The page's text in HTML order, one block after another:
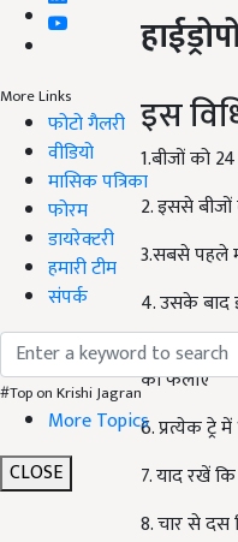
More Links
फोटो गैलरी
वीडियो
मासिक पत्रिका
फोरम
डायरेक्टरी
हमारी टीम
संपर्क
#Top on Krishi Jagran
More Topics
CLOSE
इस
1.बीजों को
2. इससे
3.सबसे पहले
4. उसके बाद
5. बीजों के
को फैलाएं
6. प्रत्येक ट्रे
7. याद रखें
8. चार से दस